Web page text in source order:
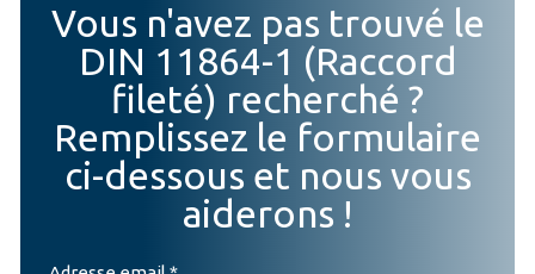
Vous n'avez pas trouvé le
DIN 11864-1 (Raccord
fileté) recherché ?
Remplissez le formulaire
ci-dessous et nous vous
aiderons !